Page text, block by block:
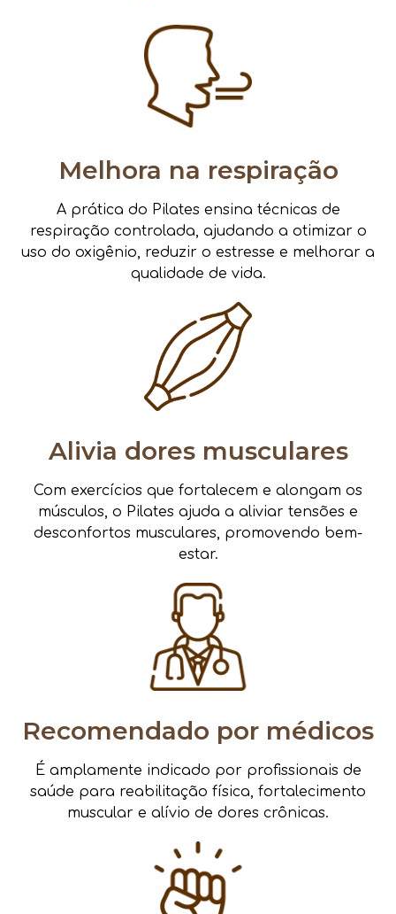
Melhora na respiração
A prática do Pilates ensina técnicas de
respiração controlada, ajudando a otimizar o
uso do oxigênio, reduzir o estresse e melhorar a
qualidade de vida.
Alivia dores musculares
Com exercícios que fortalecem e alongam os
músculos, o Pilates ajuda a aliviar tensões e
desconfortos musculares, promovendo bem-
estar.
Recomendado por médicos
É amplamente indicado por profissionais de
saúde para reabilitação física, fortalecimento
muscular e alívio de dores crônicas.